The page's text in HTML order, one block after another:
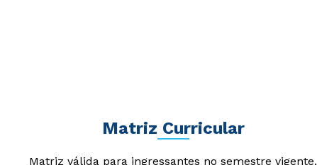
Matriz Curricular
Matriz válida para ingressantes no semestre vigente.